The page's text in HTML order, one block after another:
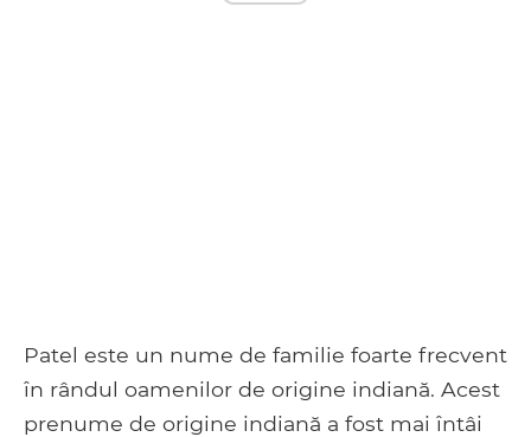
Patel este un nume de familie foarte frecvent
în rândul oamenilor de origine indiană. Acest
prenume de origine indiană a fost mai întâi